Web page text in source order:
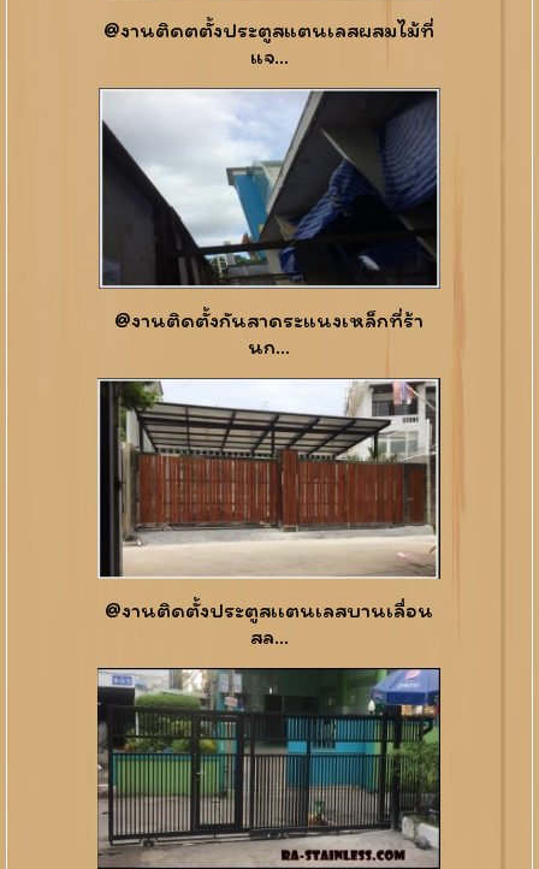
@งานติดตตั้งประตูสแตนเลสผสมไม้ที่
แจ...
@งานติดตั้งกันสาดระแนงเหล็กที่ร้า
นก...
@งานติดตั้งประตูสเเตนเลสบานเลื่อน
สล...